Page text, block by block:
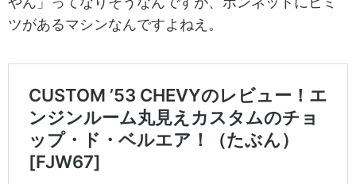
ツがあるマシンなんですよねえ。